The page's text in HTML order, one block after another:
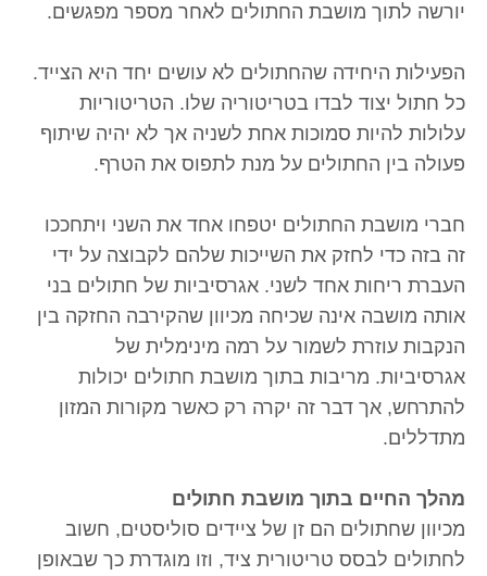
יורשה לתוך מושבת החתולים לאחר מספר מפגשים.
הפעילות היחידה שהחתולים לא עושים יחד היא הצייד.
כל חתול יצוד לבדו בטריטוריה שלו. הטריטוריות
עלולות להיות סמוכות אחת לשניה אך לא יהיה שיתוף
פעולה בין החתולים על מנת לתפוס את הטרף.
חברי מושבת החתולים יטפחו אחד את השני ויתחככו
זה בזה כדי לחזק את השייכות שלהם לקבוצה על ידי
העברת ריחות אחד לשני. אגרסיביות של חתולים בני
אותה מושבה אינה שכיחה מכיוון שהקירבה החזקה בין
הנקבות עוזרת לשמור על רמה מינימלית של
אגרסיביות. מריבות בתוך מושבת חתולים יכולות
להתרחש, אך דבר זה יקרה רק כאשר מקורות המזון
מתדללים.
מהלך החיים בתוך מושבת חתולים
מכיוון שחתולים הם זן של ציידים סוליסטים, חשוב
לחתולים לבסס טריטורית ציד, וזו מוגדרת כך שבאופן